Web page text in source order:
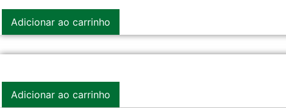
Adicionar ao carrinho
Adicionar ao carrinho